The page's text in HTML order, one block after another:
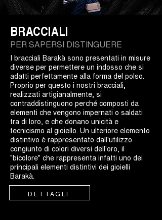
BRACCIALI
PER SAPERSI DISTINGUERE
I bracciali Barakà sono presentati in misure
diverse per permettere un indosso che si
adatti perfettamente alla forma del polso.
Proprio per questo i nostri bracciali,
realizzati artigianalmente, si
contraddistinguono perché composti da
elementi che vengono impernati o saldati
tra di loro, e che donano unicità e
tecnicismo al gioiello. Un ulteriore elemento
distintivo è rappresentato dall'utilizzo
congiunto di colori diversi dell'oro, il
"bicolore" che rappresenta infatti uno dei
principali elementi distintivi dei gioielli
Barakà.
DETTAGLI